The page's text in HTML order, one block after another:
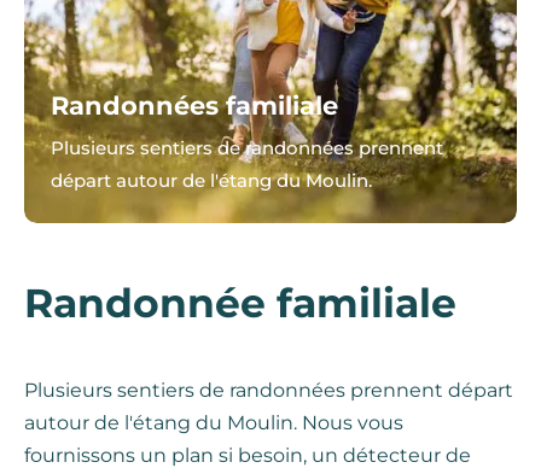
Randonnées familiale
Plusieurs sentiers de randonnées prennent
départ autour de l'étang du Moulin.
Randonnée familiale
Plusieurs sentiers de randonnées prennent départ
autour de l'étang du Moulin. Nous vous
fournissons un plan si besoin, un détecteur de